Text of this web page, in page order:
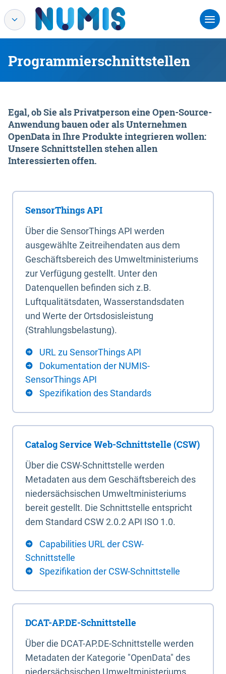
Programmierschnittstellen
Egal, ob Sie als Privatperson eine Open-Source-
Anwendung bauen oder als Unternehmen
OpenData in Ihre Produkte integrieren wollen:
Unsere Schnittstellen stehen allen
Interessierten offen.
SensorThings API
Über die SensorThings API werden
ausgewählte Zeitreihendaten aus dem
Geschäftsbereich des Umweltministeriums
zur Verfügung gestellt. Unter den
Datenquellen befinden sich z.B.
Luftqualitätsdaten, Wasserstandsdaten
und Werte der Ortsdosisleistung
(Strahlungsbelastung).
URL zu SensorThings API
Dokumentation der NUMIS-
SensorThings API
Spezifikation des Standards
Catalog Service Web-Schnittstelle (CSW)
Über die CSW-Schnittstelle werden
Metadaten aus dem Geschäftsbereich des
niedersächsischen Umweltministeriums
bereit gestellt. Die Schnittstelle entspricht
dem Standard CSW 2.0.2 API ISO 1.0.
Capabilities URL der CSW-
Schnittstelle
Spezifikation der CSW-Schnittstelle
DCAT-AP.DE-Schnittstelle
Über die DCAT-AP.DE-Schnittstelle werden
Metadaten der Kategorie "OpenData" des
niedersächsischen Umweltministeriums